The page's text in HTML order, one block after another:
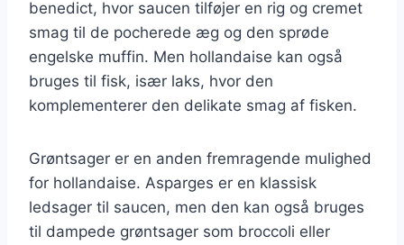
benedict, hvor saucen tilføjer en rig og cremet
smag til de pocherede æg og den sprøde
engelske muffin. Men hollandaise kan også
bruges til fisk, især laks, hvor den
komplementerer den delikate smag af fisken.
Grøntsager er en anden fremragende mulighed
for hollandaise. Asparges er en klassisk
ledsager til saucen, men den kan også bruges
til dampede grøntsager som broccoli eller